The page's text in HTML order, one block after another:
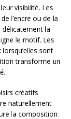
visibilité. Les
l’encre ou de la
délicatement la
le motif. Les
sont
transforme un
créatifs
naturellement
la composition.